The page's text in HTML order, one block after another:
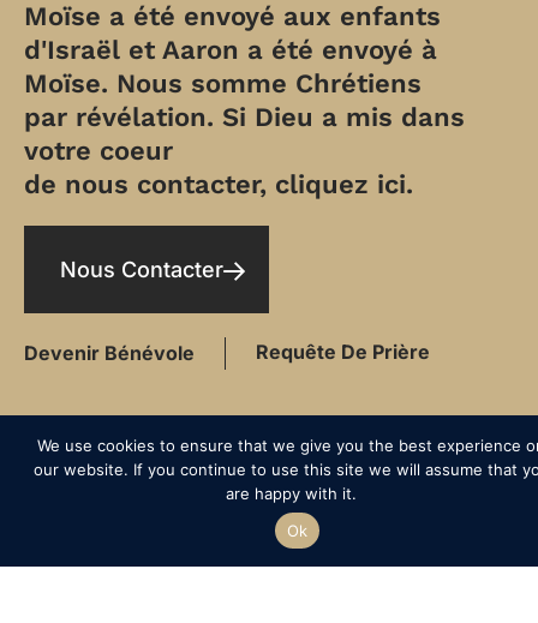
Moïse a été envoyé aux enfants
d'Israël et Aaron a été envoyé à
Moïse. Nous somme Chrétiens
par révélation. Si Dieu a mis dans
votre coeur
de nous contacter, cliquez ici.
Nous Contacter
Devenir Bénévole Requête De Prière
LE PREMIER PAS
We use cookies to ensure that we give you the best experience
our website. If you continue to use this site we will assume that
are happy with it.
Ok